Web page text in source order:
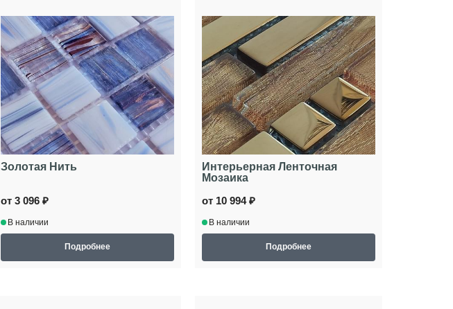
Золотая Нить
от 3 096 ₽
В наличии
Подробнее
Интерьерная Ленточная
Мозаика
от 10 994 ₽
В наличии
Подробнее